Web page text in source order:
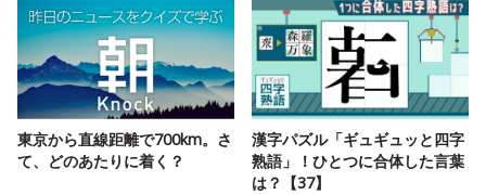
東京から直線距離で700km。さ
て、どのあたりに着く？
漢字パズル「ギュギュッと四字
熟語」！ひとつに合体した言葉
は？【37】